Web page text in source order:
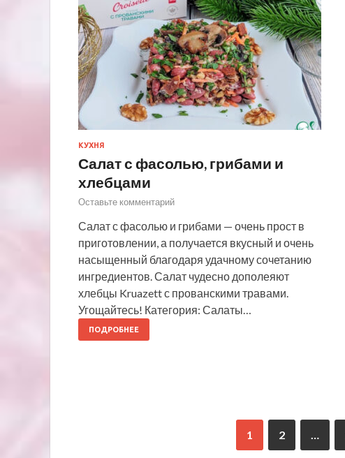
КУХНЯ
Салат с фасолью, грибами и
хлебцами
Оставьте комментарий
Салат с фасолью и грибами — очень прост в
приготовлении, а получается вкусный и очень
насыщенный благодаря удачному сочетанию
ингредиентов. Салат чудесно дополеяют
хлебцы Kruazett с прованскими травами.
Угощайтесь! Категория: Салаты…
ПОДРОБНЕЕ
1 2 …